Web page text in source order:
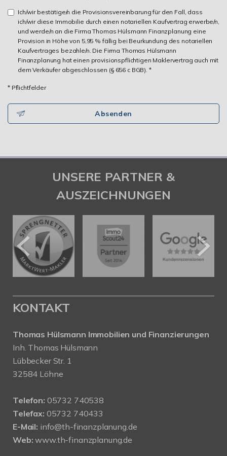
Ich/wir bestätige/n die Provisionsvereinbarung für den Fall, dass
ich/wir diese Immobilie durch einen notariellen Kaufvertrag erwerbe/n,
und werde/n an die Firma Thomas Hülsmann Finanzplanung eine
Provision in Höhe von 5,95 % fällig bei Beurkundung des notariellen
Kaufvertrages bezahle/n. Die Firma Thomas Hülsmann
Finanzplanung hat einen provisionspflichtigen Maklervertrag auch mit
dem Verkäufer abgeschlossen (§ 656 c BGB). *
* Pflichtfelder
Absenden
UNSERE PARTNER &
AUSZEICHNUNGEN
KONTAKT
Thomas Hülsmann Immobilien und Finanzierungen
Inh. Thomas Hülsmann
Lübbecker Str. 1
32584 Löhne
Telefon: 05732 740538
Telefax: 05732 740433
E-Mail: info@th-finanzplanung.de
Web: www.th-finanzplanung.de